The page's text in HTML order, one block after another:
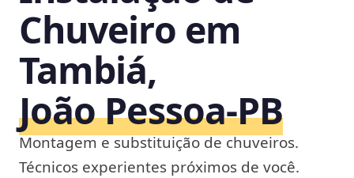
Chuveiro em
Tambiá,
João Pessoa‑PB
Montagem e substituição de chuveiros.
Técnicos experientes próximos de você.